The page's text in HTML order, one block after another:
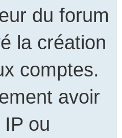
du forum
la création
comptes.
avoir
ou